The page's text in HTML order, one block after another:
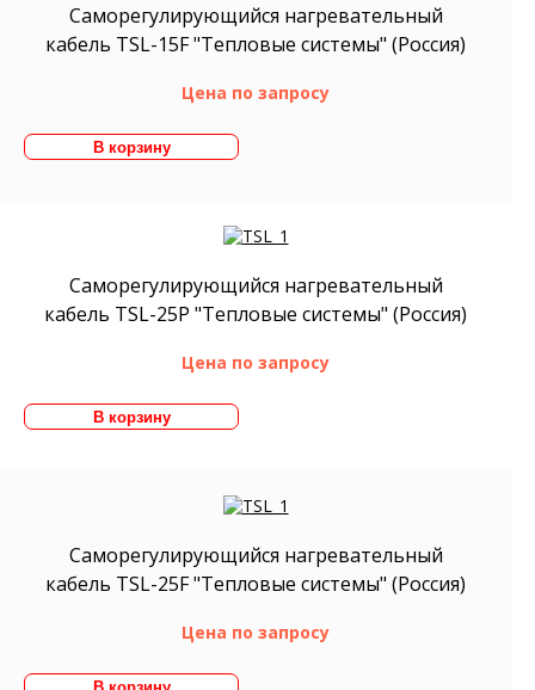
Саморегулирующийся нагревательный
кабель TSL-15F "Тепловые системы" (Россия)
Цена по запросу
Саморегулирующийся нагревательный
кабель TSL-25P "Тепловые системы" (Россия)
Цена по запросу
Саморегулирующийся нагревательный
кабель TSL-25F "Тепловые системы" (Россия)
Цена по запросу